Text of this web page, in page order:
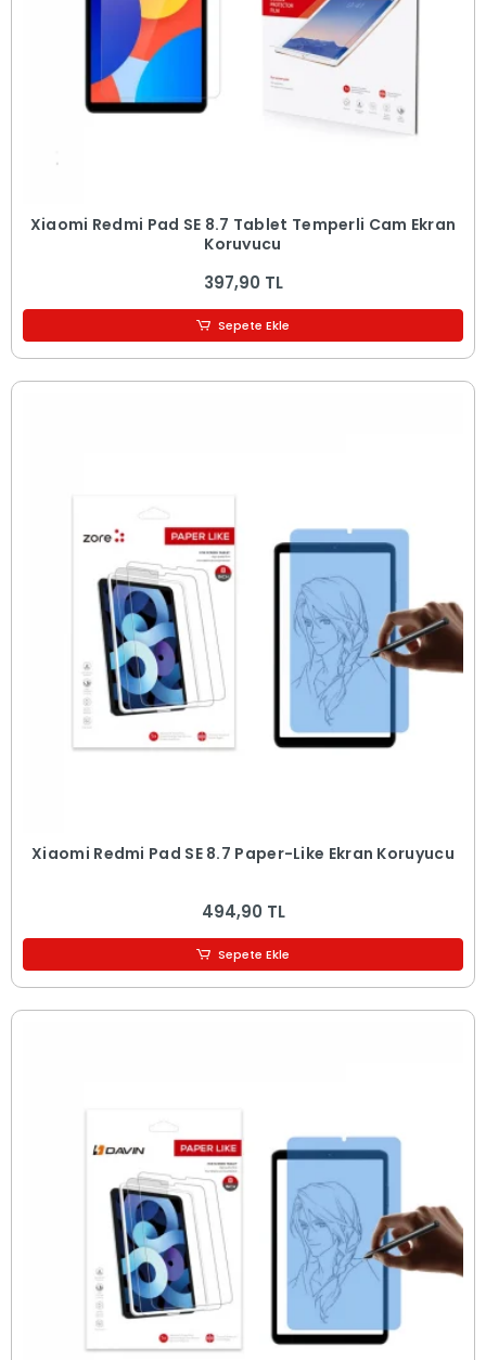
Xiaomi Redmi Pad SE 8.7 Tablet Temperli Cam Ekran
Koruyucu
397,90 TL
Sepete Ekle
Xiaomi Redmi Pad SE 8.7 Paper-Like Ekran Koruyucu
494,90 TL
Sepete Ekle